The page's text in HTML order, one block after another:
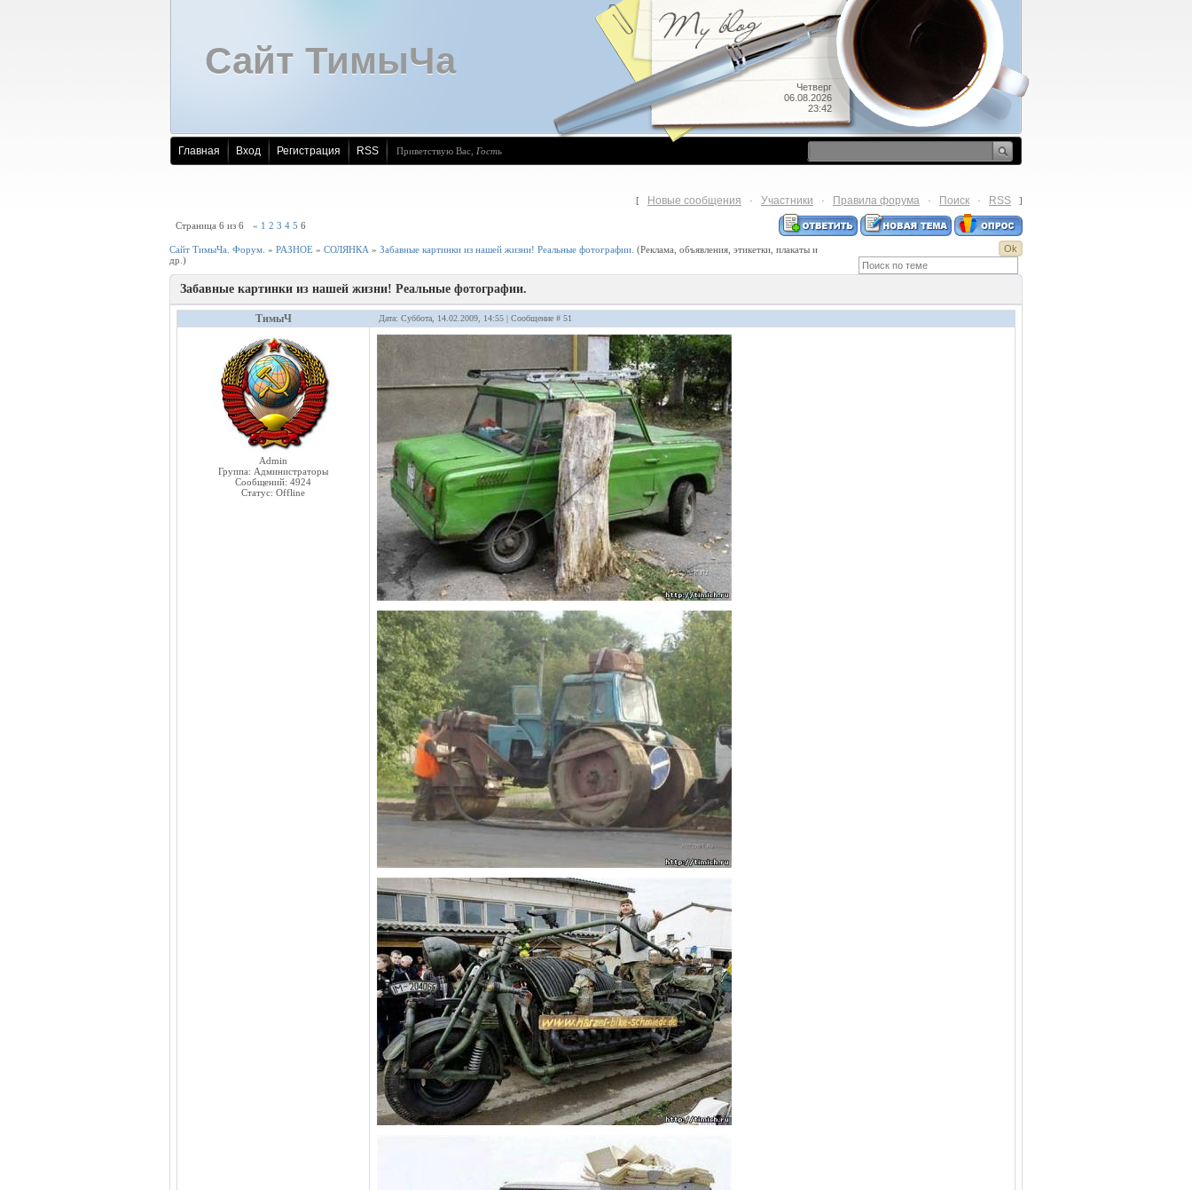
Четверг
06.08.2026
23:42
Сайт ТимыЧа
Главная Вход Регистрация RSS Приветствую Вас Гость
[ Новые сообщения · Участники · Правила форума · Поиск · RSS ]
Страница 6 из 6 « 1 2 3 4 5 6
Сайт ТимыЧа. Форум. » РАЗНОЕ » СОЛЯНКА » Забавные картинки из нашей жизни! Реальные фотографии. (Реклама, объявления, этикетки, плакаты и
др.)
Забавные картинки из нашей жизни! Реальные фотографии.
ТимыЧ Дата: Суббота, 14.02.2009, 14:55 | Сообщение # 51
Admin
Группа: Администраторы
Сообщений: 4924
Статус: Offline